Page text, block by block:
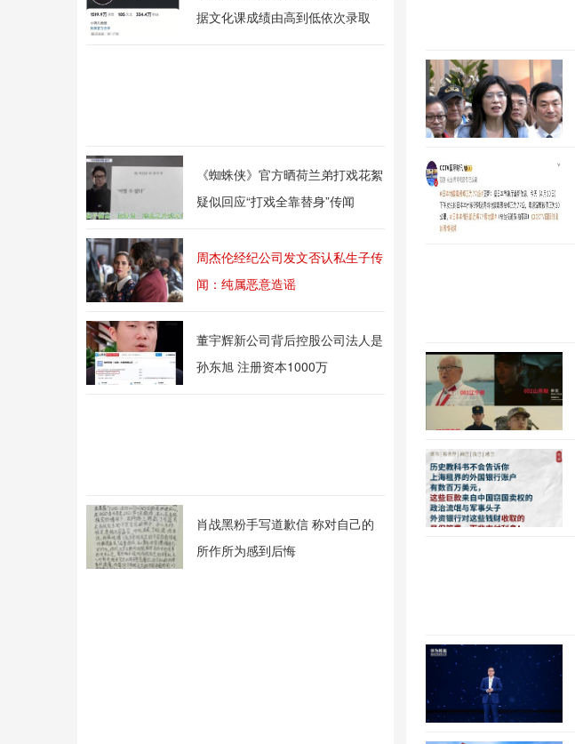
据文化课成绩由高到低依次录取
《蜘蛛侠》官方晒荷兰弟打戏花絮
疑似回应“打戏全靠替身”传闻
周杰伦经纪公司发文否认私生子传
闻：纯属恶意造谣
董宇辉新公司背后控股公司法人是
孙东旭 注册资本1000万
肖战黑粉手写道歉信 称对自己的
所作所为感到后悔